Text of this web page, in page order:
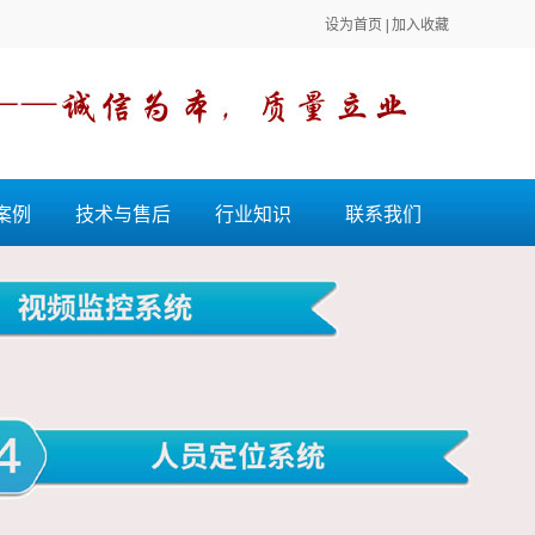
设为首页 加入收藏
例 技术与售后 行业知识 联系我们